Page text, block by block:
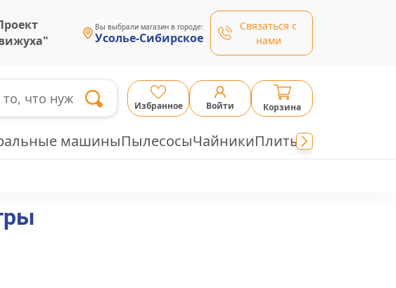
Вы выбрали магазин в городе:
Усолье-Сибирское
Связаться с
нами
Избранное Войти Корзина
машиныПылесосыЧайникиПлиты